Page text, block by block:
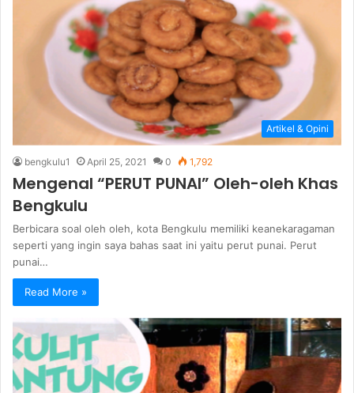
Artikel & Opini
bengkulu1 April 25, 2021 0 1,792
Mengenal “PERUT PUNAI” Oleh-oleh Khas
Bengkulu
Berbicara soal oleh oleh, kota Bengkulu memiliki keanekaragaman
seperti yang ingin saya bahas saat ini yaitu perut punai. Perut
punai…
Read More »